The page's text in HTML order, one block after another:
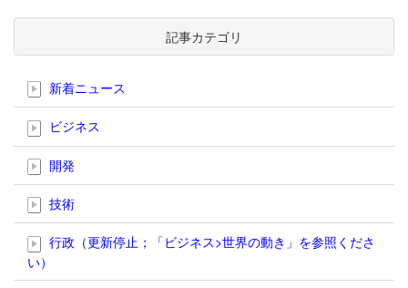
記事カテゴリ
新着ニュース
ビジネス
開発
技術
行政（更新停止；「ビジネス>世界の動き」を参照くださ
い）